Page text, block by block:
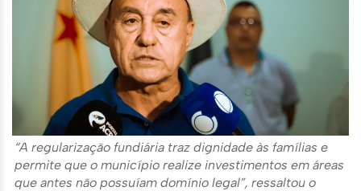
“A regularização fundiária traz dignidade às famílias e
permite que o município realize investimentos em áreas
que antes não possuíam domínio legal”, ressaltou o